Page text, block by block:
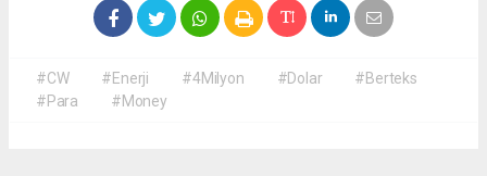
#CW #Enerji #4Milyon #Dolar
#Berteks
#Para
#Money